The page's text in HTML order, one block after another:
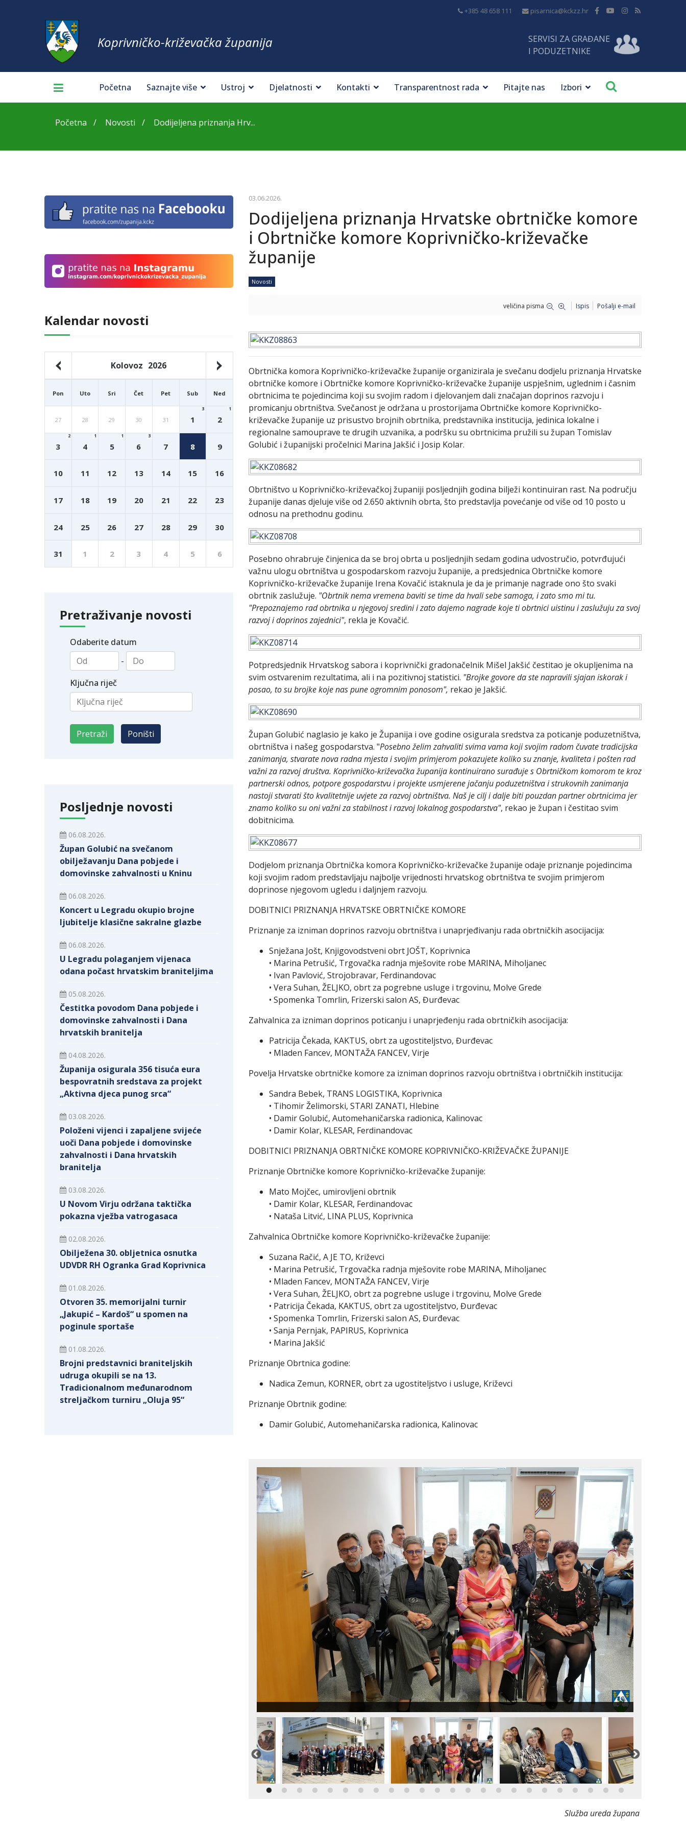
+385 48 658 111 pisarnica@kckzz.hr
Koprivničko-križevačka županija
SERVISI ZA GRAĐANE
I PODUZETNIKE
Početna Saznajte više Ustroj Djelatnosti Kontakti Transparentnost rada Pitajte nas Izbori
Početna Novosti Dodijeljena priznanja Hrv...
Kalendar novosti
Kolovoz 2026
Pon Uto Sri Čet Pet Sub Ned
27 28 29 30 31 1
3
2
1
3
2
4
1
5
1
6
3
7 8 9
10 11 12 13 14 15 16
17 18 19 20 21 22 23
24 25 26 27 28 29 30
31 1 2 3 4 5 6
Pretraživanje novosti
Odaberite datum
-
Ključna riječ
Posljednje novosti
06.08.2026.
Župan Golubić na svečanom
obilježavanju Dana pobjede i
domovinske zahvalnosti u Kninu
06.08.2026.
Koncert u Legradu okupio brojne
ljubitelje klasične sakralne glazbe
06.08.2026.
U Legradu polaganjem vijenaca
odana počast hrvatskim braniteljima
05.08.2026.
Čestitka povodom Dana pobjede i
domovinske zahvalnosti i Dana
hrvatskih branitelja
04.08.2026.
Županija osigurala 356 tisuća eura
bespovratnih sredstava za projekt
„Aktivna djeca punog srca“
03.08.2026.
Položeni vijenci i zapaljene svijeće
uoči Dana pobjede i domovinske
zahvalnosti i Dana hrvatskih
branitelja
03.08.2026.
U Novom Virju održana taktička
pokazna vježba vatrogasaca
02.08.2026.
Obilježena 30. obljetnica osnutka
UDVDR RH Ogranka Grad Koprivnica
01.08.2026.
Otvoren 35. memorijalni turnir
„Jakupić – Kardoš“ u spomen na
poginule sportaše
01.08.2026.
Brojni predstavnici braniteljskih
udruga okupili se na 13.
Tradicionalnom međunarodnom
streljačkom turniru „Oluja 95“
03.06.2026.
Dodijeljena priznanja Hrvatske obrtničke komore
i Obrtničke komore Koprivničko-križevačke
županije
Novosti
veličina pisma Ispis Pošalji e-mail
Obrtnička komora Koprivničko-križevačke županije organizirala je svečanu dodjelu priznanja Hrvatske
obrtničke komore i Obrtničke komore Koprivničko-križevačke županije uspješnim, uglednim i časnim
obrtnicima te pojedincima koji su svojim radom i djelovanjem dali značajan doprinos razvoju i
promicanju obrtništva. Svečanost je održana u prostorijama Obrtničke komore Koprivničko-
križevačke županije uz prisustvo brojnih obrtnika, predstavnika institucija, jedinica lokalne i
regionalne samouprave te drugih uzvanika, a podršku su obrtnicima pružili su župan Tomislav
Golubić i županijski pročelnici Marina Jakšić i Josip Kolar.
Obrtništvo u Koprivničko-križevačkoj županiji posljednjih godina bilježi kontinuiran rast. Na području
županije danas djeluje više od 2.650 aktivnih obrta, što predstavlja povećanje od više od 10 posto u
odnosu na prethodnu godinu.
Posebno ohrabruje činjenica da se broj obrta u posljednjih sedam godina udvostručio, potvrđujući
važnu ulogu obrtništva u gospodarskom razvoju županije, a predsjednica Obrtničke komore
Koprivničko-križevačke županije Irena Kovačić istaknula je da je primanje nagrade ono što svaki
obrtnik zaslužuje. "Obrtnik nema vremena baviti se time da hvali sebe samoga, i zato smo mi tu.
"Prepoznajemo rad obrtnika u njegovoj sredini i zato dajemo nagrade koje ti obrtnici uistinu i zaslužuju za svoj
razvoj i doprinos zajednici", rekla je Kovačić.
Potpredsjednik Hrvatskog sabora i koprivnički gradonačelnik Mišel Jakšić čestitao je okupljenima na
svim ostvarenim rezultatima, ali i na pozitivnoj statistici. "Brojke govore da ste napravili sjajan iskorak i
posao, to su brojke koje nas pune ogromnim ponosom", rekao je Jakšić.
Župan Golubić naglasio je kako je Županija i ove godine osigurala sredstva za poticanje poduzetništva,
obrtništva i našeg gospodarstva. "Posebno želim zahvaliti svima vama koji svojim radom čuvate tradicijska
zanimanja, stvarate nova radna mjesta i svojim primjerom pokazujete koliko su znanje, kvaliteta i pošten rad
važni za razvoj društva. Koprivničko-križevačka županija kontinuirano surađuje s Obrtničkom komorom te kroz
partnerski odnos, potpore gospodarstvu i projekte usmjerene jačanju poduzetništva i strukovnih zanimanja
nastoji stvarati što kvalitetnije uvjete za razvoj obrtništva. Naš je cilj i dalje biti pouzdan partner obrtnicima jer
znamo koliko su oni važni za stabilnost i razvoj lokalnog gospodarstva", rekao je župan i čestitao svim
dobitnicima.
Dodjelom priznanja Obrtnička komora Koprivničko-križevačke županije odaje priznanje pojedincima
koji svojim radom predstavljaju najbolje vrijednosti hrvatskog obrtništva te svojim primjerom
doprinose njegovom ugledu i daljnjem razvoju.
DOBITNICI PRIZNANJA HRVATSKE OBRTNIČKE KOMORE
Priznanje za izniman doprinos razvoju obrtništva i unaprjeđivanju rada obrtničkih asocijacija:
Snježana Jošt, Knjigovodstveni obrt JOŠT, Koprivnica
• Marina Petrušić, Trgovačka radnja mješovite robe MARINA, Miholjanec
• Ivan Pavlović, Strojobravar, Ferdinandovac
• Vera Suhan, ŽELJKO, obrt za pogrebne usluge i trgovinu, Molve Grede
• Spomenka Tomrlin, Frizerski salon AS, Đurđevac
Zahvalnica za izniman doprinos poticanju i unaprjeđenju rada obrtničkih asocijacija:
Patricija Čekada, KAKTUS, obrt za ugostiteljstvo, Đurđevac
• Mladen Fancev, MONTAŽA FANCEV, Virje
Povelja Hrvatske obrtničke komore za izniman doprinos razvoju obrtništva i obrtničkih institucija:
Sandra Bebek, TRANS LOGISTIKA, Koprivnica
• Tihomir Želimorski, STARI ZANATI, Hlebine
• Damir Golubić, Automehaničarska radionica, Kalinovac
• Damir Kolar, KLESAR, Ferdinandovac
DOBITNICI PRIZNANJA OBRTNIČKE KOMORE KOPRIVNIČKO-KRIŽEVAČKE ŽUPANIJE
Priznanje Obrtničke komore Koprivničko-križevačke županije:
Mato Mojčec, umirovljeni obrtnik
• Damir Kolar, KLESAR, Ferdinandovac
• Nataša Litvić, LINA PLUS, Koprivnica
Zahvalnica Obrtničke komore Koprivničko-križevačke županije:
Suzana Račić, A JE TO, Križevci
• Marina Petrušić, Trgovačka radnja mješovite robe MARINA, Miholjanec
• Mladen Fancev, MONTAŽA FANCEV, Virje
• Vera Suhan, ŽELJKO, obrt za pogrebne usluge i trgovinu, Molve Grede
• Patricija Čekada, KAKTUS, obrt za ugostiteljstvo, Đurđevac
• Spomenka Tomrlin, Frizerski salon AS, Đurđevac
• Sanja Pernjak, PAPIRUS, Koprivnica
• Marina Jakšić
Priznanje Obrtnica godine:
Nadica Zemun, KORNER, obrt za ugostiteljstvo i usluge, Križevci
Priznanje Obrtnik godine:
Damir Golubić, Automehaničarska radionica, Kalinovac
Služba ureda župana